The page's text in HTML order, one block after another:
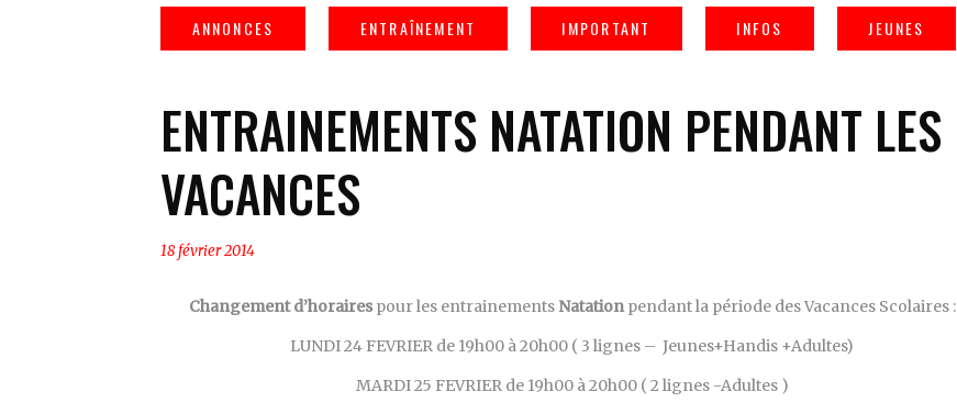
ENTRAINEMENTS NATATION PENDANT LES
VACANCES
18 février 2014
Changement d’horairespour les entrainements Natationpendant la période des Vacances Scolaires :
LUNDI 24 FEVRIER de 19h00 à 20h00 ( 3 lignes – Jeunes+Handis +Adultes)
MARDI 25 FEVRIER de 19h00 à 20h00 ( 2 lignes -Adultes )